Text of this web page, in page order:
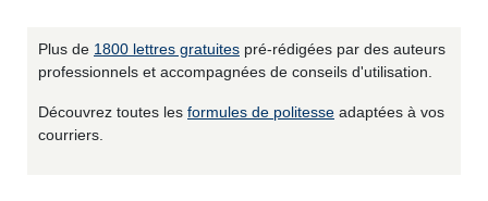
Plus de 1800 lettres gratuites pré-rédigées par des auteurs
professionnels et accompagnées de conseils d'utilisation.
Découvrez toutes les formules de politesse adaptées à vos
courriers.